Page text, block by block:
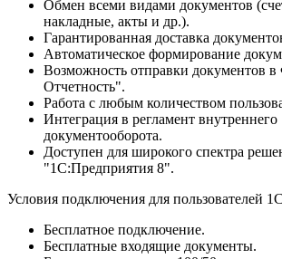
Обмен всеми видами документов
накладные, акты и др.).
Гарантированная доставка
Автоматическое формирование
Возможность отправки документов
Отчетность".
Работа с любым количеством
Интеграция в регламент внутреннего
документооборота.
Доступен для широкого спектра
"1С:Предприятия 8".
Условия подключения для пользователей
Бесплатное подключение.
Бесплатные входящие документы.